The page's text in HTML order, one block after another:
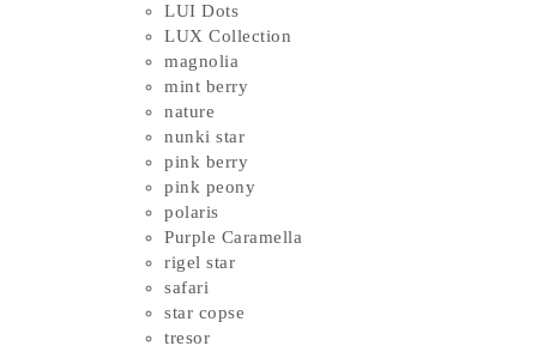
LUI Dots
LUX Collection
magnolia
mint berry
nature
nunki star
pink berry
pink peony
polaris
Purple Caramella
rigel star
safari
star copse
tresor